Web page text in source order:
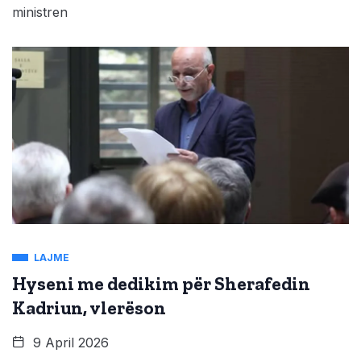
ministren
LAJME
Hyseni me dedikim për Sherafedin
Kadriun, vlerëson
9 April 2026